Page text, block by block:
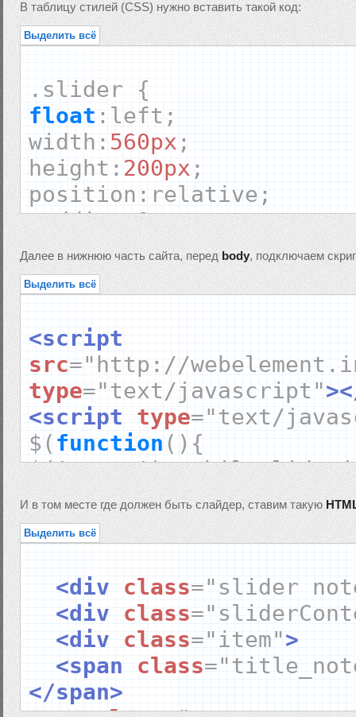
В таблицу стилей (CSS) нужно вставить такой код:
Выделить всё
. slider {
float : left ;
width : 560px ;
height : 200px ;
position : relative ;
padding:0px;
background:#eee;
border:1pxsolid#ddd;
}
.sliderContent
float : left ;
width
500px ;
height: 200px ;
clear:both;
position:relative;
overflow:hidden;
border:none;
background:url ('http://
title_note{
text-align
Далее в нижнюю часть сайта, передbody, подключаем
Выделить всё
<script
src="http://
type="text/javascript"
<script
type="text/
$ ( function (){
$('.note').mobilyslider
transition: 'fade',
animationSpeed:400,
autoplaySpeed:5000,
bullets
true ,
autoplay: true,
pauseOnHover : true ,
arrows : false ,
arrowsHide:
false
});
И в том месте где должен быть слайдер, ставим такую
Выделить всё
<div class="slider
<div
class=
<div
class="item">
<span
class=
</span>